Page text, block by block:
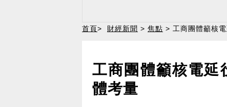
首頁> 財經新聞 > 焦點 > 工商團體籲核
工商團體籲核電延
體考量